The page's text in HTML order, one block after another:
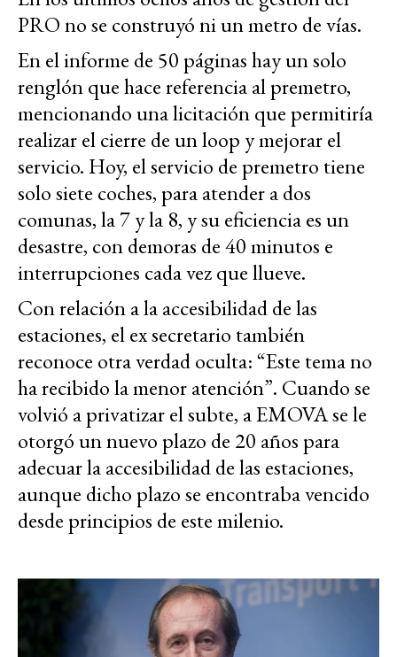
PRO no se construyó ni un metro de vías.
En el informe de 50 páginas hay un solo
renglón que hace referencia al premetro,
mencionando una licitación que permitiría
realizar el cierre de un loop y mejorar el
servicio. Hoy, el servicio de premetro tiene
solo siete coches, para atender a dos
comunas, la 7 y la 8, y su eficiencia es un
desastre, con demoras de 40 minutos e
interrupciones cada vez que llueve.
Con relación a la accesibilidad de las
estaciones, el ex secretario también
reconoce otra verdad oculta: “Este tema no
ha recibido la menor atención”. Cuando se
volvió a privatizar el subte, a EMOVA se le
otorgó un nuevo plazo de 20 años para
adecuar la accesibilidad de las estaciones,
aunque dicho plazo se encontraba vencido
desde principios de este milenio.